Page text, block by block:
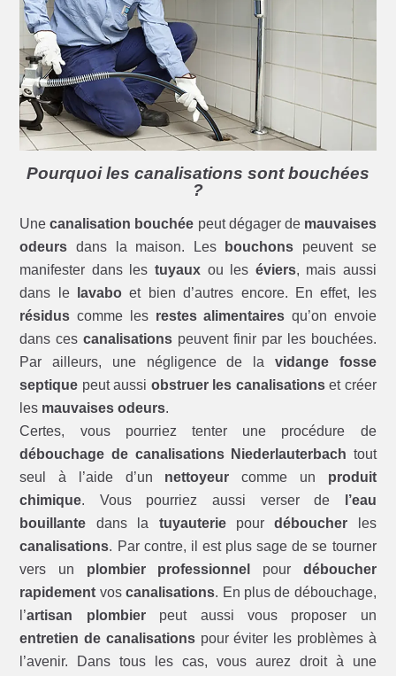
Pourquoi les canalisations sont bouchées
?
Unecanalisation bouchée peut dégager de mauvaises
odeurs dans la maison. Les bouchons peuvent se
manifester dans les tuyauxou les éviers, mais aussi
dans le
lavabo et bien d’autres encore. En effet, les
résidus comme les restes alimentaires qu’on envoie
dans cescanalisations peuvent finir par les bouchées.
Par ailleurs, une négligence de la vidange fosse
septique peut aussi obstruer les canalisationset créer
les mauvaises odeurs.
Certes, vous pourriez tenter une procédure de
débouchage de canalisations Niederlauterbach tout
seul à l’aide d’un nettoyeur comme un produit
chimique. Vous pourriez aussi verser de
l’eau
bouillante dans la tuyauteriepourdéboucher les
canalisations. Par contre, il est plus sage de se tourner
vers un plombier professionnel pour déboucher
rapidement voscanalisations. En plus de débouchage,
l’artisan plombierpeut aussi vous proposer un
entretien de canalisationspour éviter les problèmes à
l’avenir. Dans tous les cas, vous aurez droit à une